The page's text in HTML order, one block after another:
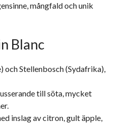
mångfald och unik
Blanc
och Stellenbosch (Sydafrika),
till söta, mycket
inslag av citron, gult äpple,